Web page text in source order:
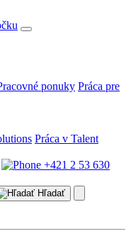
ponuky Práca pre
Práca v Talent
+421 2 53 630
Hľadať